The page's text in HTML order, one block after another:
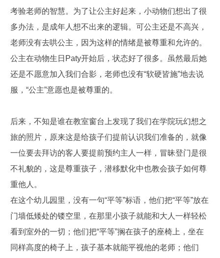
考验老师的智慧。为了让公主好起来，小动物们想出了很
多办法，是成年人想不出来的逻辑。可公主还是不高兴，
老师没有去哄公主，因为这样的情绪是被尊重和允许的。
公主在动物生日Paty开始后，状态好了很多。虽然最后她
还是不愿意加入我们合影，老师也没有“软硬皆施”地去说
服，“公主”意愿也是被尊重的。
后来，不知是谁在教室窗台上发现了我们在学院玩幻想之
旅的照片，原来这是给孩子们提前认识我们准备的，就像
一位要去拜访的客人要提前预约主人一样，冒昧登门是很
不礼貌的，这是尊重孩子，潜移默化中也教会孩子如何尊
重他人。
在这个幼儿园里，没有一句“平等”标语，他们把“平等”放在
门墙低矮处的镂空里，在那里小孩子就能和大人一样轻松
看到室外的一切；他们把“平等”搁在孩子的座椅上，坐在
同样高度的椅子上，孩子基本就能平视他的老师；他们